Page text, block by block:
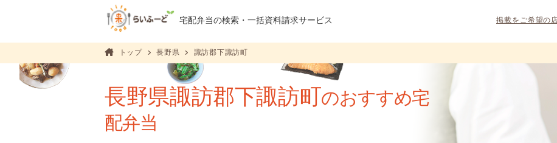
宅配弁当の検索・一括資料請求サービス 掲載をご希望の
トップ 長野県 諏訪郡下諏訪町
長野県諏訪郡下諏訪町のおすすめ宅
配弁当